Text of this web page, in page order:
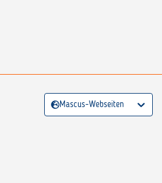
Mascus-Webseiten